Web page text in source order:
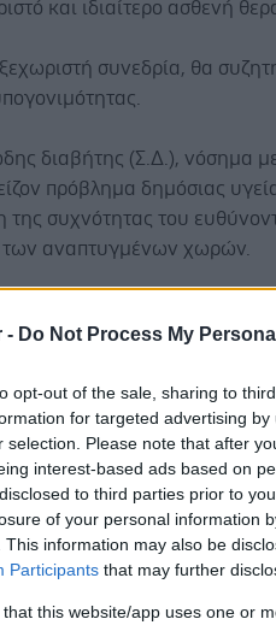
- Do Not Process My
opt-out of the sale, sharing to
for targeted advertising
selection. Please note that after
interest-based ads based on
to third parties prior to
of your personal information
This information may also be
Participants that may further
that this website/app uses one or
και ιδιαίτερο ασθενή
συνεδρία, θα
διαβήτης (Σ.Δ.), νόσημα με
πρόβλημα δημόσιας
της συχνότητας του
των αναπτυγμένων χωρών.
προδιαθεσικούς
δεδομένα, περισσότεροι
υπέρβαροι και 300
Το μέγεθος του
όπως αποκαλύπτουν
οποίες προβλέπουν ότι τα
προσδόκιμο επιβίωσης
της παχυσαρκίας.